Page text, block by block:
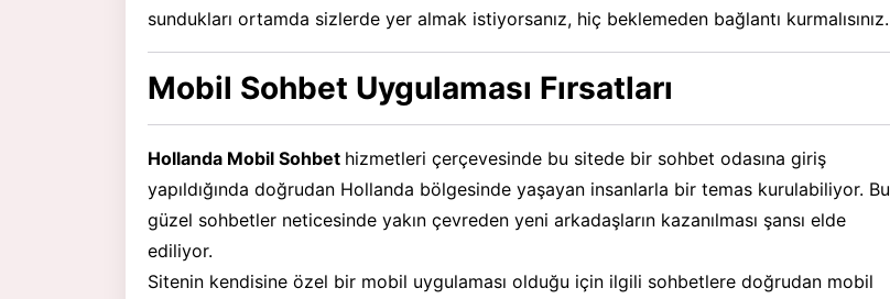
sundukları ortamda sizlerde yer almak istiyorsanız, hiç beklemeden bağlantı kurmalısınız.
Mobil Sohbet Uygulaması Fırsatları
Hollanda Mobil Sohbet hizmetleri çerçevesinde bu sitede bir sohbet odasına giriş
yapıldığında doğrudan Hollanda bölgesinde yaşayan insanlarla bir temas kurulabiliyor. Bu
güzel sohbetler neticesinde yakın çevreden yeni arkadaşların kazanılması şansı elde
ediliyor.
Sitenin kendisine özel bir mobil uygulaması olduğu için ilgili sohbetlere doğrudan mobil